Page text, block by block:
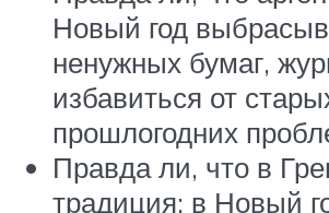
Новый год
ненужных бумаг,
избавиться от
прошлогодних
Правда ли, что в
традиция: в Новый